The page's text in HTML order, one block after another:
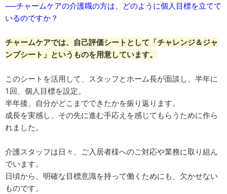
──チャームケアの介護職の方は、どのように個人目標を立てて
いるのですか？
チャームケアでは、自己評価シートとして「チャレンジ＆ジャ
ンプシート」というものを用意しています。
このシートを活用して、スタッフとホーム長が面談し、半年に
1回、個人目標を設定。
半年後、自分がどこまでできたかを振り返ります。
成長を実感し、その先に進む手応えを感じてもらうために作ら
れました。
介護スタッフは日々、ご入居者様へのご対応や業務に取り組ん
でいます。
日頃から、明確な目標意識を持って働くためにも、欠かせない
ものです。